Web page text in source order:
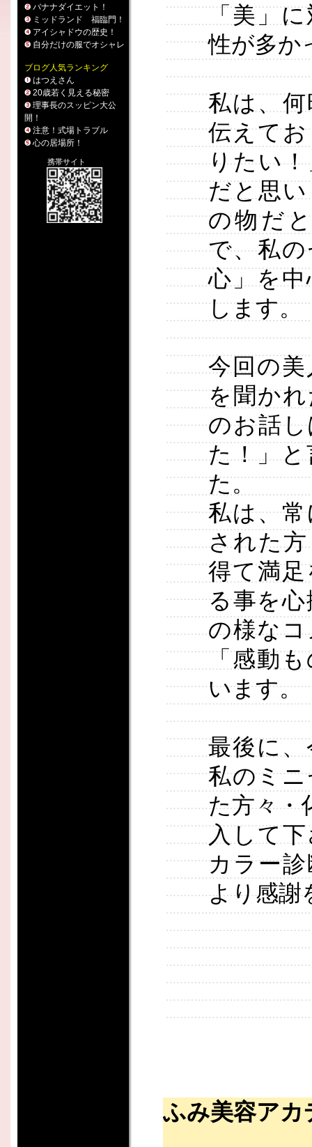
バナナダイエット！
ミッドランド 福臨門！
アイシャドウの歴史！
自分だけの服でオシャレ
ブログ人気ランキング
はつえさん
20歳若く見える秘密
理事長のスッピン大公
開！
注意！式場トラブル
心の居場所！
携帯サイト
「美」
性が多か
私は、
伝えて
りたい
だと思
の物だ
で、私
心」を
します。
今回の
を聞か
のお話
た！」
た。
私は、
された
得て満
る事を
の様な
「感動
います。
最後に
私のミ
た方々・
入して
カラー
より感謝
ふみ美容アカ